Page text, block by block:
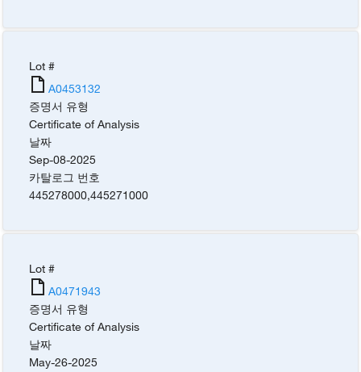
Lot #
A0453132
증명서 유형
Certificate of Analysis
날짜
Sep-08-2025
카탈로그 번호
445278000,445271000
Lot #
A0471943
증명서 유형
Certificate of Analysis
날짜
May-26-2025